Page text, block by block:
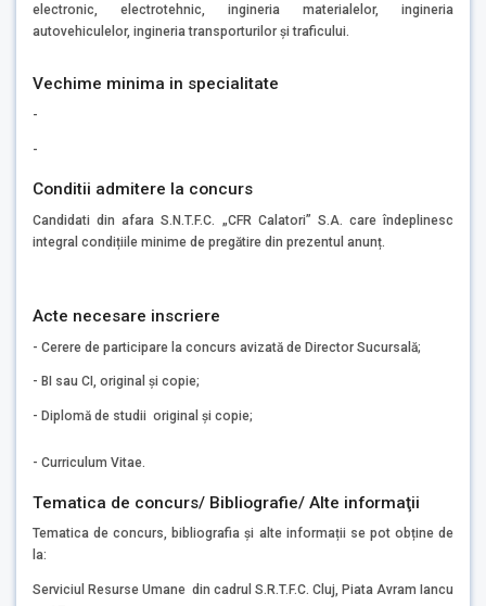
electronic, electrotehnic, ingineria materialelor, ingineria
autovehiculelor, ingineria transporturilor şi traficului.
Vechime minima in specialitate
-
-
Conditii admitere la concurs
Candidati din afara S.N.T.F.C. „CFR Calatori” S.A. care îndeplinesc
integral condițiile minime de pregătire din prezentul anunț.
Acte necesare inscriere
- Cerere de participare la concurs avizată de Director Sucursală;
- BI sau CI, original și copie;
- Diplomă de studii original și copie;
- Curriculum Vitae.
Tematica de concurs/ Bibliografie/ Alte informaţii
Tematica de concurs, bibliografia și alte informații se pot obține de
la:
Serviciul Resurse Umane din cadrul S.R.T.F.C. Cluj, Piata Avram Iancu